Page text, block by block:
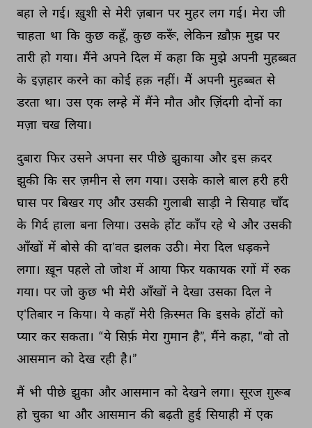
बहा ले गई। ख़ुशी से मेरी ज़बान पर मुहर लग गई। मेरा जी
चाहता था कि कुछ कहूँ, कुछ करूँ, लेकिन ख़ौफ़ मुझ पर
तारी हो गया। मैंने अपने दिल में कहा कि मुझे अपनी मुहब्बत
के इज़हार करने का कोई हक़ नहीं। मैं अपनी मुहब्बत से
डरता था। उस एक लम्हे में मैंने मौत और ज़िंदगी दोनों का
मज़ा चख लिया।
दुबारा फिर उसने अपना सर पीछे झुकाया और इस क़दर
झुकी कि सर ज़मीन से लग गया। उसके काले बाल हरी हरी
घास पर बिखर गए और उसकी गुलाबी साड़ी ने सियाह चाँद
के गिर्द हाला बना लिया। उसके होंट काँप रहे थे और उसकी
आँखों में बोसे की दा'वत झलक उठी। मेरा दिल धड़कने
लगा। ख़ून पहले तो जोश में आया फिर यकायक रगों में रुक
गया। पर जो कुछ भी मेरी आँखों ने देखा उसका दिल ने
ए'तिबार न किया। ये कहाँ मेरी क़िस्मत कि इसके होंटों को
प्यार कर सकता। “ये सिर्फ़ मेरा गुमान है”, मैंने कहा, “वो तो
आसमान को देख रही है।”
मैं भी पीछे झुका और आसमान को देखने लगा। सूरज ग़ुरूब
हो चुका था और आसमान की बढ़ती हुई सियाही में एक